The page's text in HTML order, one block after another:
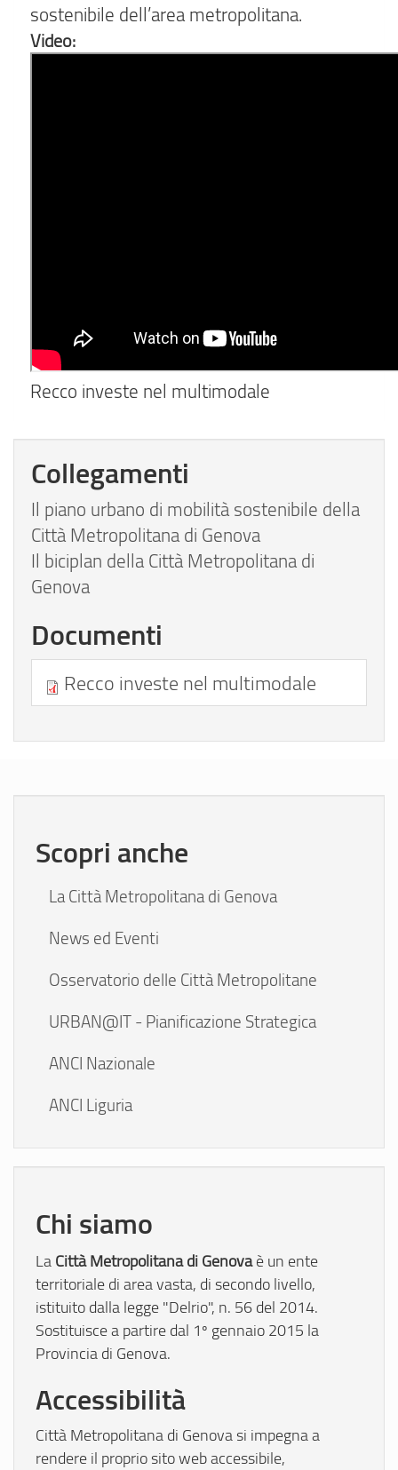
sostenibile dell’area metropolitana.
Video:
Recco investe nel multimodale
Collegamenti
Il piano urbano di mobilità sostenibile della
Città Metropolitana di Genova
Il biciplan della Città Metropolitana di
Genova
Documenti
Recco investe nel multimodale
Scopri anche
La Città Metropolitana di Genova
News ed Eventi
Osservatorio delle Città Metropolitane
URBAN@IT - Pianificazione Strategica
ANCI Nazionale
ANCI Liguria
Chi siamo
La Città Metropolitana di Genovaè un ente
territoriale di area vasta, di secondo livello,
istituito dalla legge "Delrio", n. 56 del 2014.
Sostituisce a partire dal 1º gennaio 2015 la
Provincia di Genova.
Accessibilità
Città Metropolitana di Genova si impegna a
rendere il proprio sito web accessibile,